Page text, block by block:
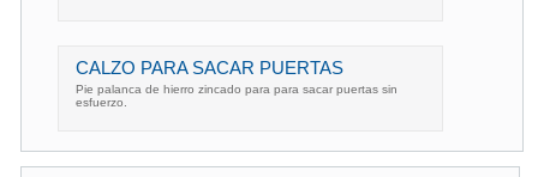
CALZO PARA SACAR PUERTAS
Pie palanca de hierro zincado para para sacar puertas sin
esfuerzo.